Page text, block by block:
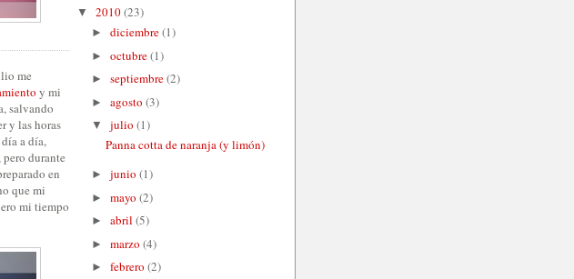
me
y mi
salvando
y las horas
a día,
durante
en
que mi
mi tiempo
▼ 2010(23)
► diciembre(1)
► octubre(1)
► septiembre(2)
► agosto (3)
▼ julio (1)
Panna cotta de naranja (y limón)
► junio (1)
► mayo (2)
► abril (5)
► marzo (4)
► febrero (2)